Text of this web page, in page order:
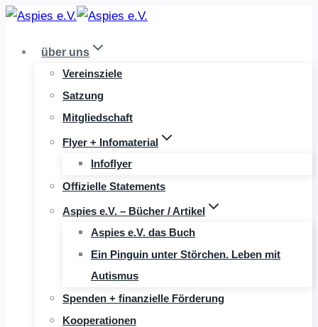
Zum
springenüber uns
Vereinsziele
Satzung
Mitgliedschaft
Flyer + Infomaterial
Infoflyer
Offizielle Statements
Aspies e.V. – Bücher / Artikel
Aspies e.V. das Buch
Ein Pinguin unter Störchen. Leben mit
Autismus
Spenden + finanzielle Förderung
Kooperationen